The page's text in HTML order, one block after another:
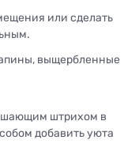
или сделать
выщербленные
штрихом в
добавить уюта